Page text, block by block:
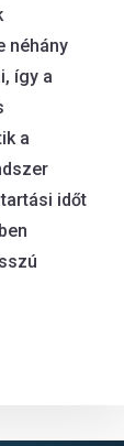
néhány
így a
a
időt